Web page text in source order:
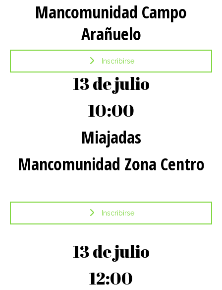
Mancomunidad Campo
Arañuelo
Inscribirse
13 de julio
10:00
Miajadas
Mancomunidad Zona Centro
Inscribirse
13 de julio
12:00